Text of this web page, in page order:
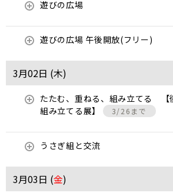
遊びの広場
遊びの広場 午後開放(フリー)
3月02日 (木)
たたむ、重ねる、組み立てる 【
組み立てる展】
3/26まで
うさぎ組と交流
3月03日 (金)